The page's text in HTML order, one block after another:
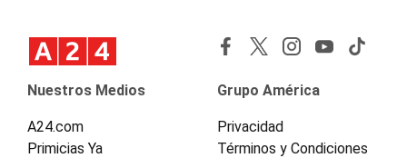
Nuestros Medios
A24.com
Primicias Ya
Grupo América
Privacidad
Términos y Condiciones